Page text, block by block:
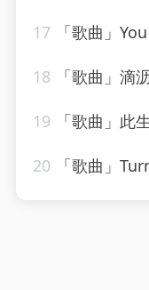
17 「歌曲」
18 「歌曲」滴
19 「歌曲」此
20 「歌曲」